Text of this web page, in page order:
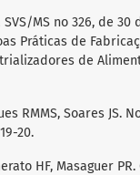
MS no 326, de
Práticas de
de
RMMS, Soares
20.
HF, Masaguer